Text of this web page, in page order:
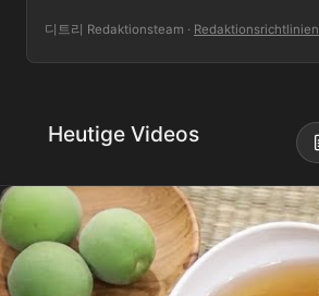
디트리 Redaktionsteam · Redaktionsrichtlinien
Heutige Videos